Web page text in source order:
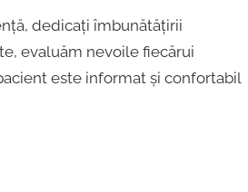
dedicați îmbunătățirii
evaluăm nevoile fiecărui
este informat și confortabil